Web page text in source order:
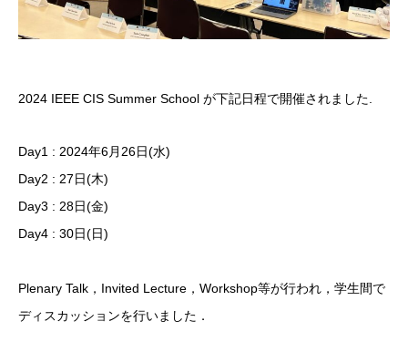
2024 IEEE CIS Summer School が下記日程で開催されました.
Day1 : 2024年6月26日(水)
Day2 : 27日(木)
Day3 : 28日(金)
Day4 : 30日(日)
Plenary Talk，Invited Lecture，Workshop等が行われ，学生間で
ディスカッションを行いました．